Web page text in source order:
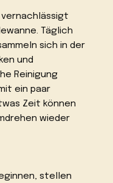
vernachlässigt
Täglich
sich in der
und
Reinigung
ein paar
Zeit können
wieder
stellen